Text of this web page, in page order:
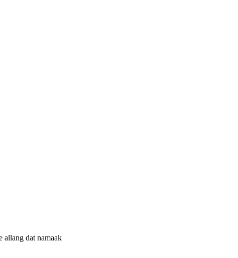
allang dat namaak